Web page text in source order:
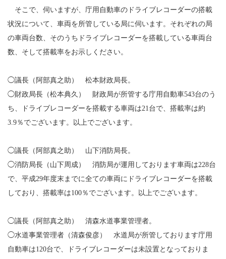
そこで、伺いますが、庁用自動車のドライブレコーダーの搭載
状況について、車両を所管している局に伺います。それぞれの局
の車両台数、そのうちドライブレコーダーを搭載している車両台
数、そして搭載率をお示しください。
◯議長（阿部真之助） 松本財政局長。
◯財政局長（松本典久） 財政局が所管する庁用自動車543台のう
ち、ドライブレコーダーを搭載する車両は21台で、搭載率は約
3.9％でございます。以上でございます。
◯議長（阿部真之助） 山下消防局長。
◯消防局長（山下周成） 消防局が運用しております車両は228台
で、平成29年度末までに全ての車両にドライブレコーダーを搭載
しており、搭載率は100％でございます。以上でございます。
◯議長（阿部真之助） 清森水道事業管理者。
◯水道事業管理者（清森俊彦） 水道局が所管しております庁用
自動車は120台で、ドライブレコーダーは未設置となっておりま